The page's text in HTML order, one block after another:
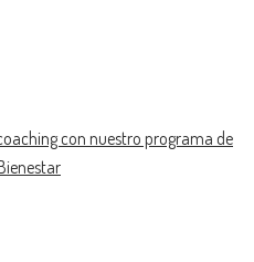
con nuestro programa de